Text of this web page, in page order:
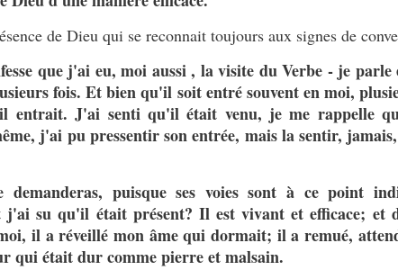
de Dieu qui se reconnait toujours aux signes de
que j'ai eu, moi aussi , la visite du Verbe - je parle
fois. Et bien qu'il soit entré souvent en moi,
entrait. J'ai senti qu'il était venu, je me rappelle
j'ai pu pressentir son entrée, mais la sentir,
puisque ses voies sont à ce point
j'ai su qu'il était présent? Il est vivant et efficace; et
il a réveillé mon âme qui dormait; il a remué,
qui était dur comme pierre et malsain.